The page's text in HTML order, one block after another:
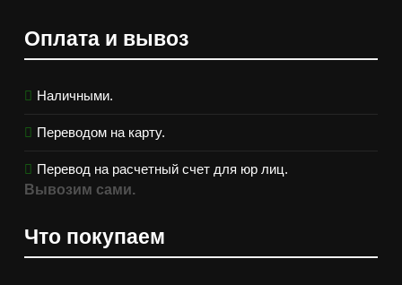
Оплата и вывоз
Наличными.
Переводом на карту.
Перевод на расчетный счет для юр лиц.
Вывозим сами.
Что покупаем